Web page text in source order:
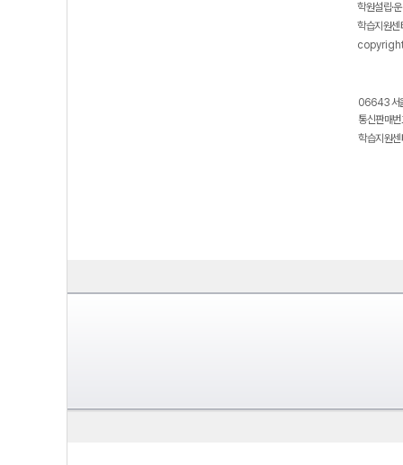
학원설립·
학습지원
06643 서
통신판매
학습지원